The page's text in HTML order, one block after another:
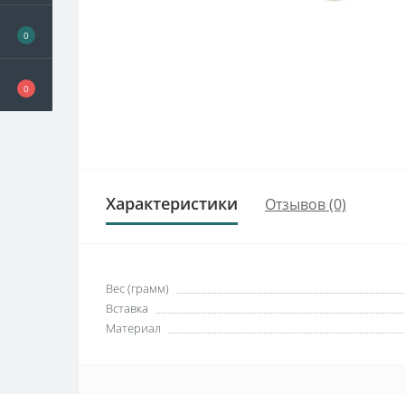
0
0
Характеристики Отзывов (0)
Вес (грамм)
Вставка
Материал